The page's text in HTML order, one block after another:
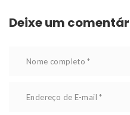
Deixe um